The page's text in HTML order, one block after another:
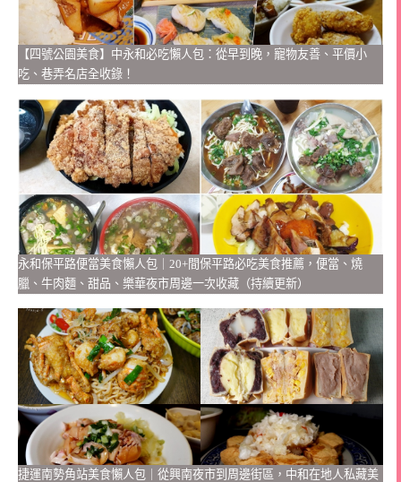
【四號公園美食】中永和必吃懶人包：從早到晚，寵物友善、平價小
吃、巷弄名店全收錄！
永和保平路便當美食懶人包｜20+間保平路必吃美食推薦，便當、燒
臘、牛肉麵、甜品、樂華夜市周邊一次收藏（持續更新）
捷運南勢角站美食懶人包｜從興南夜市到周邊街區，中和在地人私藏美